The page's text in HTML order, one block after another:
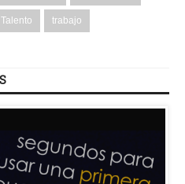
Talento trabajo